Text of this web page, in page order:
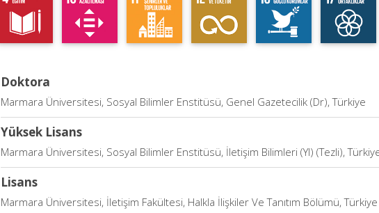
Doktora
Marmara Üniversitesi, Sosyal Bilimler Enstitüsü, Genel Gazetecilik (Dr), Türkiye
Yüksek Lisans
Marmara Üniversitesi, Sosyal Bilimler Enstitüsü, İletişim Bilimleri (Yl) (Tezli),
Lisans
Marmara Üniversitesi, İletişim Fakültesi, Halkla İlişkiler Ve Tanıtım Bölümü, Türkiye